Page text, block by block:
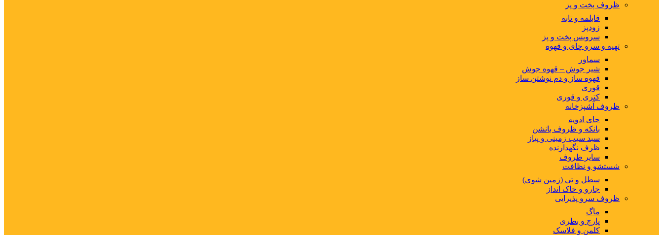
ظروف پخت و پز
قابلمه و تابه
زودپز
سرویس پخت و پز
تهیه و سرو چای و قهوه
سماور
شیر جوش – قهوه جوش
قهوه ساز و دم نوشتن ساز
قوری
کتری و قوری
ظروف آشپزخانه
جای ادویه
بانکه و ظروف بانشن
سبد سیب زمینی و پیاز
ظرف نگهدارنده
سایر ظروف
شستشو و نظافت
سطل و تی (زمین شوی)
جارو و خاک انداز
ظروف سرو پذیرایی
ماگ
پارچ و بطری
کلمن و فلاسک